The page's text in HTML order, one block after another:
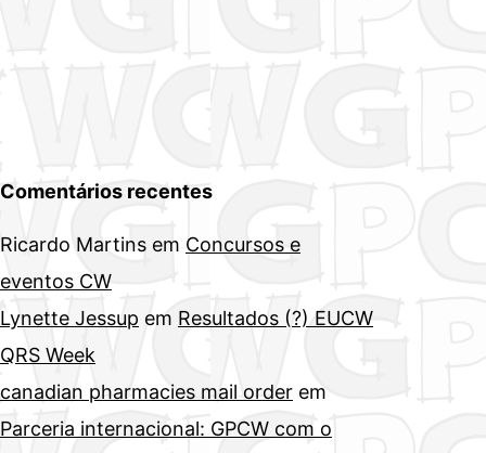
Comentários recentes
Ricardo Martins em Concursos e
eventos CW
Lynette Jessup em Resultados (?) EUCW
QRS Week
canadian pharmacies mail order em
Parceria internacional: GPCW com o